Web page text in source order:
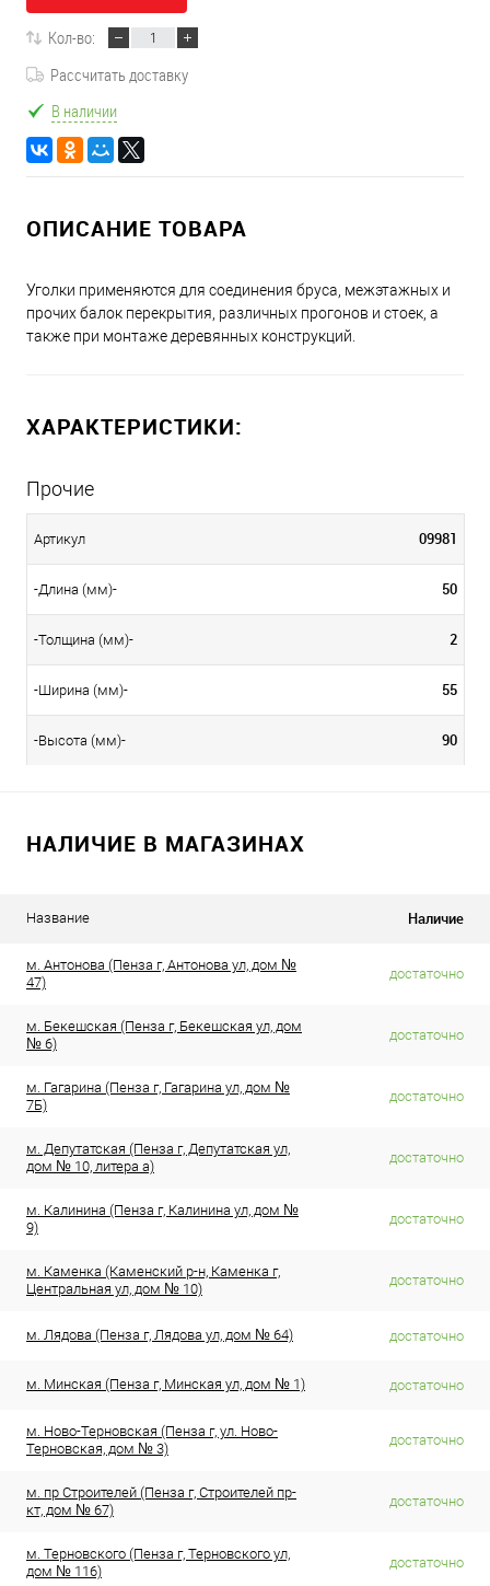
Кол-во:
Рассчитать доставку
В наличии
ОПИСАНИЕ ТОВАРА
Уголки применяются для соединения бруса, межэтажных и
прочих балок перекрытия, различных прогонов и стоек, а
также при монтаже деревянных конструкций.
ХАРАКТЕРИСТИКИ:
Прочие
Артикул 09981
-Длина (мм)- 50
-Толщина (мм)- 2
-Ширина (мм)- 55
-Высота (мм)- 90
НАЛИЧИЕ В МАГАЗИНАХ
Название Наличие
м. Антонова (Пенза г, Антонова ул, дом №
47)
достаточно
м. Бекешская (Пенза г, Бекешская ул, дом
№ 6)
достаточно
м. Гагарина (Пенза г, Гагарина ул, дом №
7Б)
достаточно
м. Депутатская (Пенза г, Депутатская ул,
дом № 10, литера а)
достаточно
м. Калинина (Пенза г, Калинина ул, дом №
9)
достаточно
м. Каменка (Каменский р-н, Каменка г,
Центральная ул, дом № 10)
достаточно
м. Лядова (Пенза г, Лядова ул, дом № 64) достаточно
м. Минская (Пенза г, Минская ул, дом № 1) достаточно
м. Ново-Терновская (Пенза г, ул. Ново-
Терновская, дом № 3)
достаточно
м. пр Строителей (Пенза г, Строителей пр-
кт, дом № 67)
достаточно
м. Терновского (Пенза г, Терновского ул,
дом № 116)
достаточно